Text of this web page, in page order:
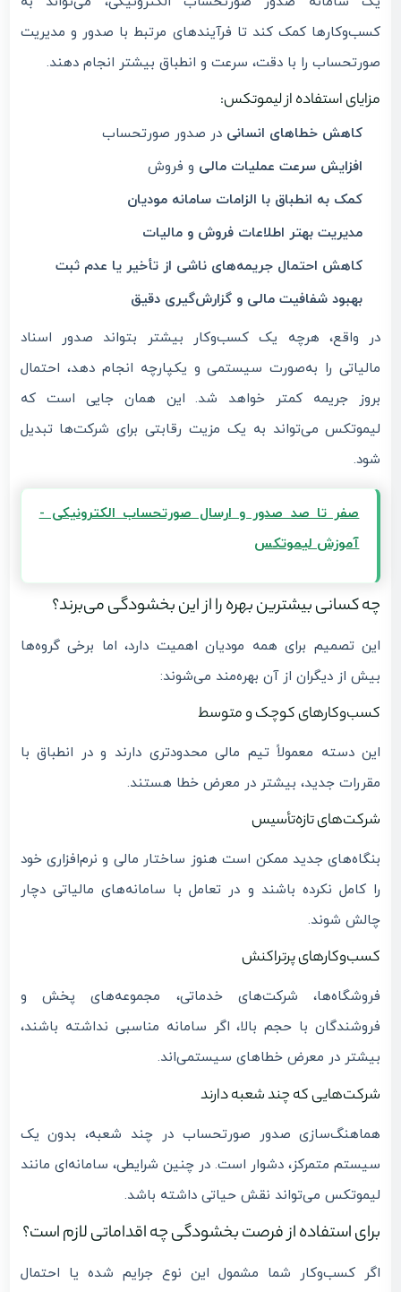
کسب‌وکارها کمک کند تا فرآیندهای مرتبط با صدور و مدیریت
صورتحساب را با دقت، سرعت و انطباق بیشتر انجام دهند.
مزایای استفاده از لیموتکس:
کاهش خطاهای انسانی در صدور صورتحساب
افزایش سرعت عملیات مالی و فروش
کمک به انطباق با الزامات سامانه مودیان
مدیریت بهتر اطلاعات فروش و مالیات
کاهش احتمال جریمه‌های ناشی از تأخیر یا عدم ثبت
بهبود شفافیت مالی و گزارش‌گیری دقیق
در واقع، هرچه یک کسب‌وکار بیشتر بتواند صدور اسناد
مالیاتی را به‌صورت سیستمی و یکپارچه انجام دهد، احتمال
بروز جریمه کمتر خواهد شد. این همان جایی است که
لیموتکس می‌تواند به یک مزیت رقابتی برای شرکت‌ها تبدیل
شود.
صفر تا صد صدور و ارسال صورتحساب الکترونیکی -
آموزش لیموتکس
چه کسانی بیشترین بهره را از این بخشودگی می‌برند؟
این تصمیم برای همه مودیان اهمیت دارد، اما برخی گروه‌ها
بیش از دیگران از آن بهره‌مند می‌شوند:
کسب‌وکارهای کوچک و متوسط
این دسته معمولاً تیم مالی محدودتری دارند و در انطباق با
مقررات جدید، بیشتر در معرض خطا هستند.
شرکت‌های تازه‌تأسیس
بنگاه‌های جدید ممکن است هنوز ساختار مالی و نرم‌افزاری خود
را کامل نکرده باشند و در تعامل با سامانه‌های مالیاتی دچار
چالش شوند.
کسب‌وکارهای پرتراکنش
فروشگاه‌ها، شرکت‌های خدماتی، مجموعه‌های پخش و
فروشندگان با حجم بالا، اگر سامانه مناسبی نداشته باشند،
بیشتر در معرض خطاهای سیستمی‌اند.
شرکت‌هایی که چند شعبه دارند
هماهنگ‌سازی صدور صورتحساب در چند شعبه، بدون یک
سیستم متمرکز، دشوار است. در چنین شرایطی، سامانه‌ای مانند
لیموتکس می‌تواند نقش حیاتی داشته باشد.
برای استفاده از فرصت بخشودگی چه اقداماتی لازم است؟
اگر کسب‌وکار شما مشمول این نوع جرایم شده یا احتمال